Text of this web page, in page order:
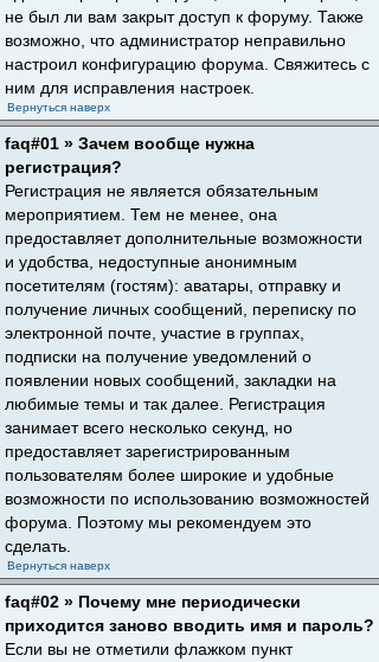
не был ли вам закрыт доступ к форуму. Также
возможно, что администратор неправильно
настроил конфигурацию форума. Свяжитесь с
ним для исправления настроек.
Вернуться наверх
faq#01 » Зачем вообще нужна
регистрация?
Регистрация не является обязательным
мероприятием. Тем не менее, она
предоставляет дополнительные возможности
и удобства, недоступные анонимным
посетителям (гостям): аватары, отправку и
получение личных сообщений, переписку по
электронной почте, участие в группах,
подписки на получение уведомлений о
появлении новых сообщений, закладки на
любимые темы и так далее. Регистрация
занимает всего несколько секунд, но
предоставляет зарегистрированным
пользователям более широкие и удобные
возможности по использованию возможностей
форума. Поэтому мы рекомендуем это
сделать.
Вернуться наверх
faq#02 » Почему мне периодически
приходится заново вводить имя и пароль?
Если вы не отметили флажком пункт